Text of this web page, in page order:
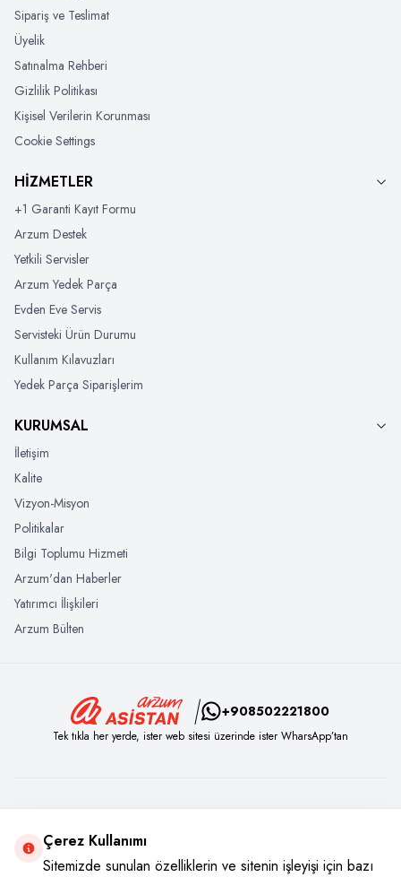
Sipariş ve Teslimat
Üyelik
Satınalma Rehberi
Gizlilik Politikası
Kişisel Verilerin Korunması
Cookie Settings
HİZMETLER
+1 Garanti Kayıt Formu
Arzum Destek
Yetkili Servisler
Arzum Yedek Parça
Evden Eve Servis
Servisteki Ürün Durumu
Kullanım Kılavuzları
Yedek Parça Siparişlerim
KURUMSAL
İletişim
Kalite
Vizyon-Misyon
Politikalar
Bilgi Toplumu Hizmeti
Arzum'dan Haberler
Yatırımcı İlişkileri
Arzum Bülten
+908502221800
Tek tıkla her yerde, ister web sitesi üzerinde ister WharsApp’tan
Çerez Kullanımı
Sitemizde sunulan özelliklerin ve sitenin işleyişi için bazı